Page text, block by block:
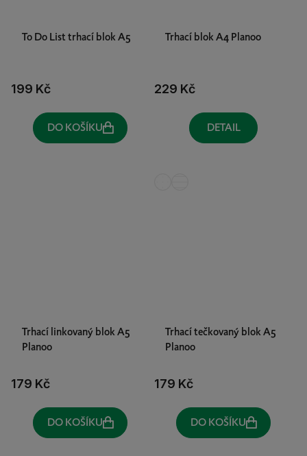
To Do List trhací blok A5
199 Kč
DO KOŠÍKU
Trhací blok A4 Planoo
229 Kč
DETAIL
Trhací linkovaný blok A5
Planoo
179 Kč
DO KOŠÍKU
Trhací tečkovaný blok A5
Planoo
179 Kč
DO KOŠÍKU